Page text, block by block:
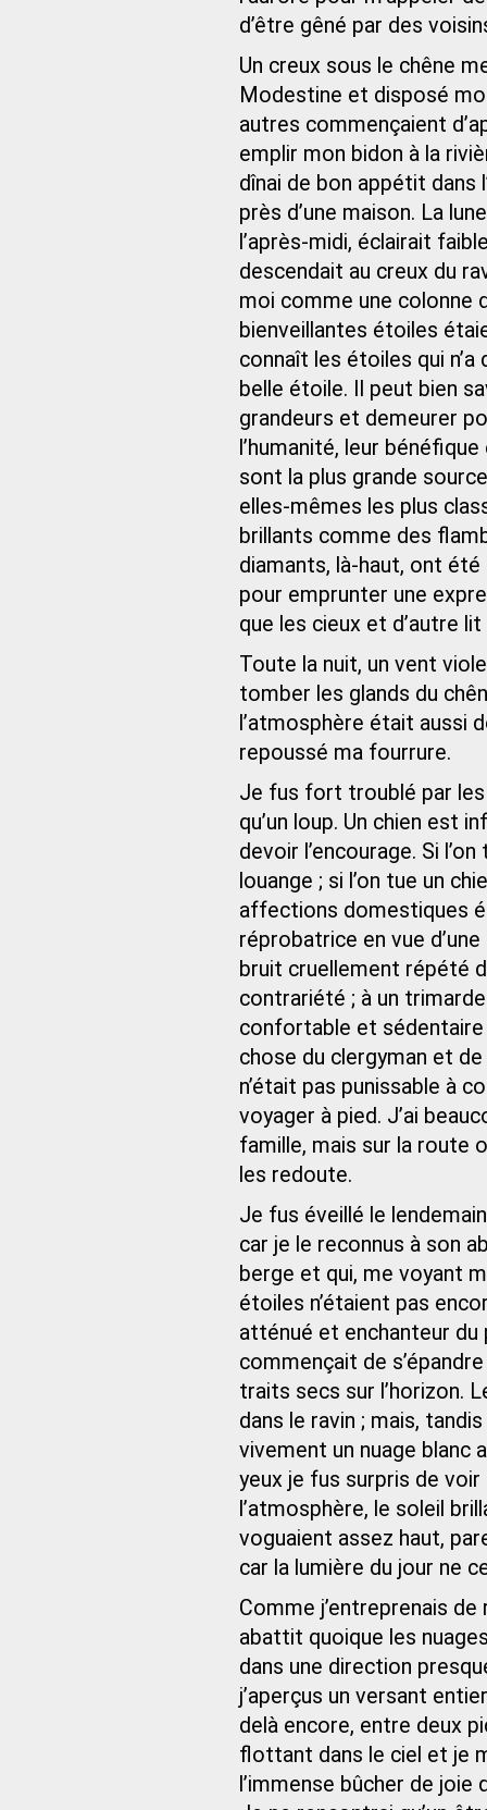
d’être gêné par des
Un creux sous le chêne
Modestine et disposé
autres commençaient
emplir mon bidon à la
dînai de bon appétit dans
près d’une maison. La
l’après-midi, éclairait
descendait au creux du
moi comme une colonne
bienveillantes étoiles
connaît les étoiles qui n’a
belle étoile. Il peut bien
grandeurs et demeurer
l’humanité, leur
sont la plus grande
elles-mêmes les plus
brillants comme des
diamants, là-haut, ont
pour emprunter une
que les cieux et d’autre
Toute la nuit, un vent
tomber les glands du
l’atmosphère était aussi
repoussé ma fourrure.
Je fus fort troublé par les
qu’un loup. Un chien est
devoir l’encourage. Si
louange ; si l’on tue un
affections domestiques
réprobatrice en vue
bruit cruellement répété
contrariété ; à un
confortable et sédentaire
chose du clergyman et
n’était pas punissable à
voyager à pied. J’ai
famille, mais sur la route
les redoute.
Je fus éveillé le
car je le reconnus à son
berge et qui, me voyant
étoiles n’étaient pas
atténué et enchanteur du
commençait de
traits secs sur l’horizon.
dans le ravin ; mais,
vivement un nuage blanc
yeux je fus surpris de voir
l’atmosphère, le soleil
voguaient assez haut,
car la lumière du jour ne
Comme j’entreprenais de
abattit quoique les
dans une direction
j’aperçus un versant
delà encore, entre deux
flottant dans le ciel et je
l’immense bûcher de